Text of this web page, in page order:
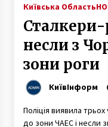
Київська Область
Сталкери-
несли з
зони роги
КиївІнформ
Поліція виявила
до зони ЧАЕС і несли